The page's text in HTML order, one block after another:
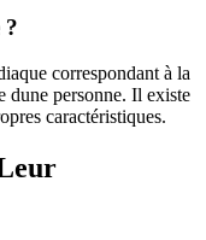
?
correspondant à la
dune personne. Il existe
caractéristiques.